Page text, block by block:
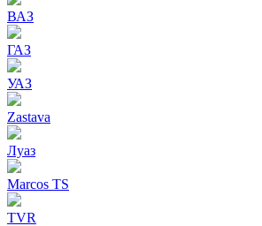
ВАЗ
ГАЗ
УАЗ
Zastava
Луаз
Marcos TS
TVR